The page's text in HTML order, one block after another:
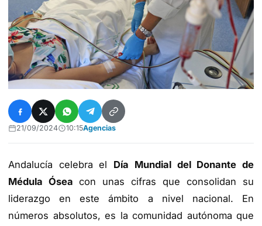
21/09/2024 10:15Agencias
Andalucía celebra el Día Mundial del Donante de
Médula Ósea con unas cifras que consolidan su
liderazgo en este ámbito a nivel nacional. En
números absolutos, es la comunidad autónoma que